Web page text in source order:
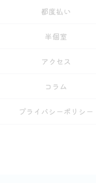
都度払い
半個室
アクセス
コラム
プライバシーポリシー